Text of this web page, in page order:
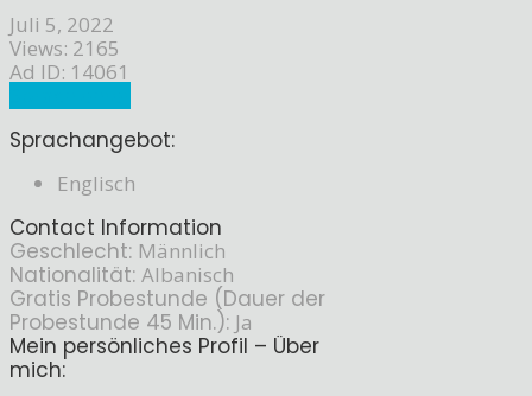
Juli 5, 2022
Views: 2165
Ad ID: 14061
Sprachangebot:
Englisch
Contact Information
Geschlecht: Männlich
Nationalität: Albanisch
Gratis Probestunde (Dauer der
Probestunde 45 Min.): Ja
Mein persönliches Profil – Über
mich: